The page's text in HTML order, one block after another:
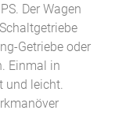
Der Wagen
Getriebe oder
Einmal in
und leicht.